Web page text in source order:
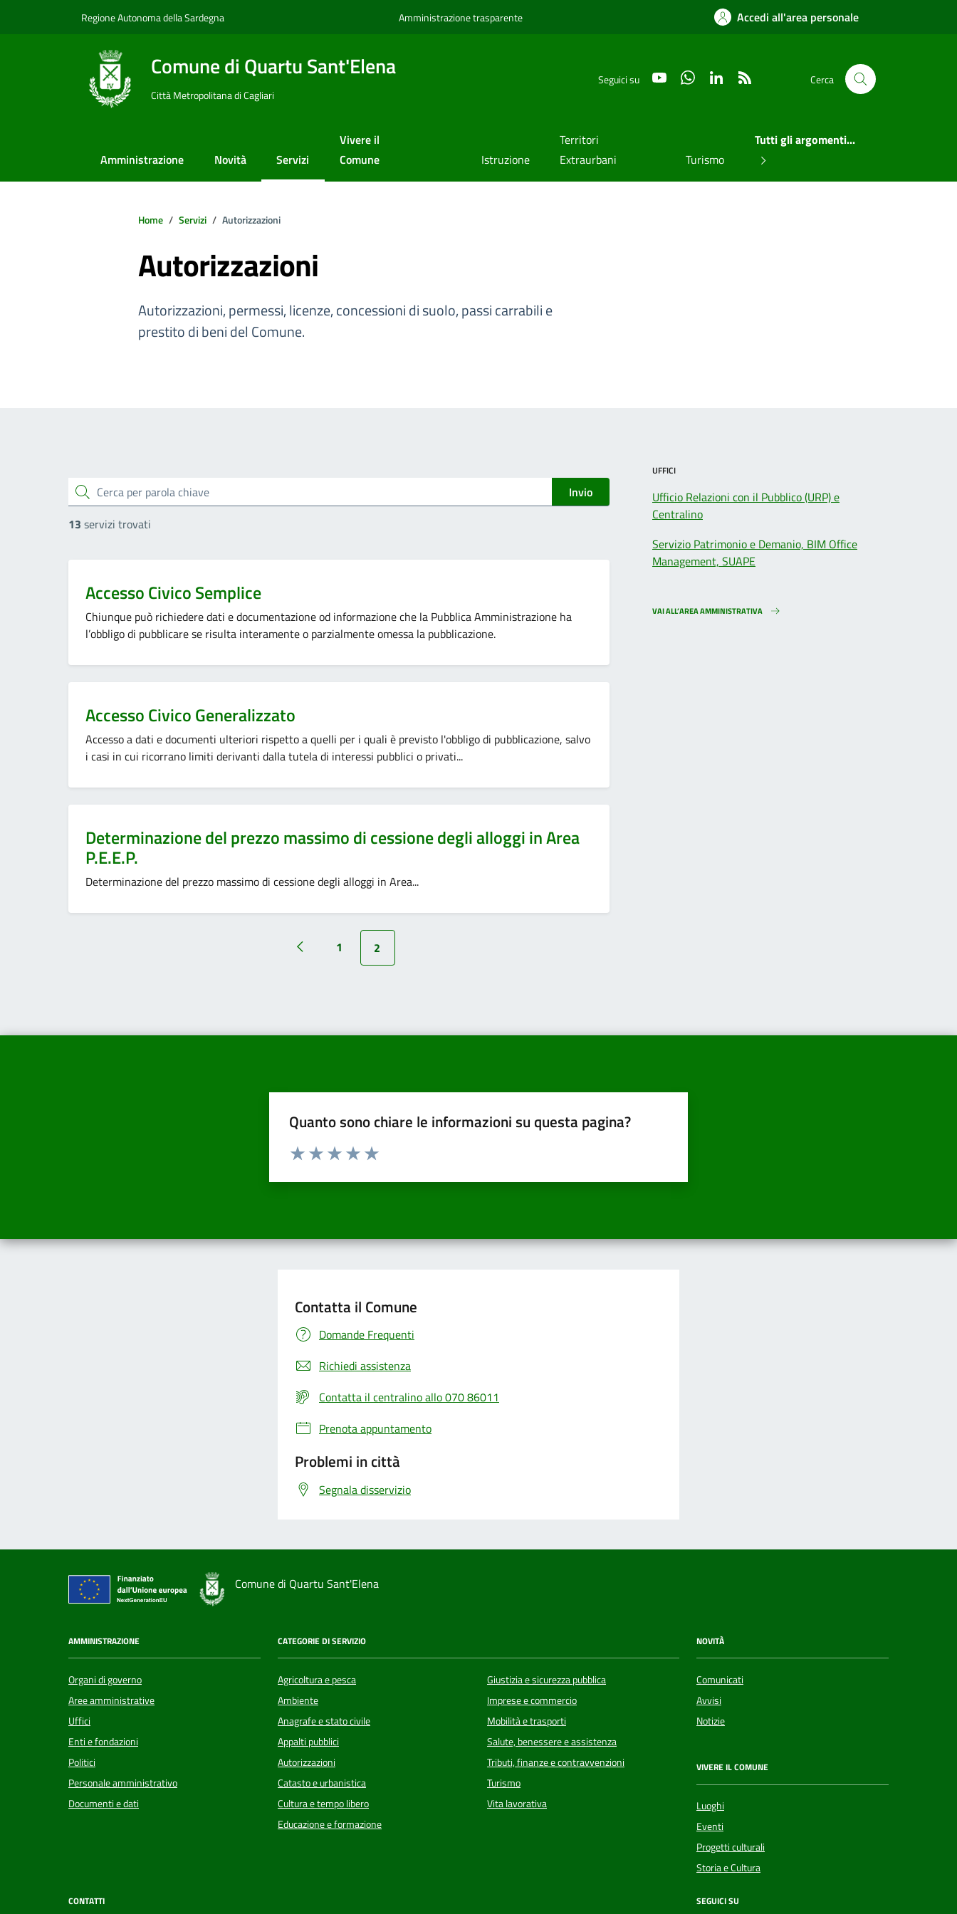
Regione Autonoma della Sardegna Amministrazione trasparente Accedi all'area personale
Comune di Quartu Sant'Elena
Città Metropolitana di Cagliari
Seguici su YouTube WhatsAppLinkedIn Cerca
Amministrazione Novità Servizi
Vivere il
Comune
Istruzione
Territori
Extraurbani
Turismo
Tutti gli argomenti...
Home Servizi Autorizzazioni
Autorizzazioni
Autorizzazioni, permessi, licenze, concessioni di suolo, passi carrabili e
prestito di beni del Comune.
cerca
Invio
13 servizi trovati
Categoria:
Accesso Civico Semplice
Chiunque può richiedere dati e documentazione od informazione che la Pubblica Amministrazione ha
l’obbligo di pubblicare se risulta interamente o parzialmente omessa la pubblicazione.
Categoria:
Accesso Civico Generalizzato
Accesso a dati e documenti ulteriori rispetto a quelli per i quali è previsto l'obbligo di pubblicazione, salvo
i casi in cui ricorrano limiti derivanti dalla tutela di interessi pubblici o privati...
Categoria:
Determinazione del prezzo massimo di cessione degli alloggi in Area
P.E.E.P.
Determinazione del prezzo massimo di cessione degli alloggi in Area...
1 2
UFFICI
Ufficio Relazioni con il Pubblico (URP) e
Centralino
Servizio Patrimonio e Demanio, BIM Office
Management, SUAPE
VAI ALL’AREA AMMINISTRATIVA
Quanto sono chiare le informazioni su questa pagina?
Valuta da 1 a 5 stelle la pagina
Contatta il Comune
Domande Frequenti
Richiedi assistenza
Contatta il centralino allo 070 86011
Prenota appuntamento
Problemi in città
Segnala disservizio
Comune di Quartu Sant'Elena
AMMINISTRAZIONE
Organi di governo
Aree amministrative
Uffici
Enti e fondazioni
Politici
Personale amministrativo
Documenti e dati
CATEGORIE DI SERVIZIO
Agricoltura e pesca
Ambiente
Anagrafe e stato civile
Appalti pubblici
Autorizzazioni
Catasto e urbanistica
Cultura e tempo libero
Educazione e formazione
Giustizia e sicurezza pubblica
Imprese e commercio
Mobilità e trasporti
Salute, benessere e assistenza
Tributi, finanze e contravvenzioni
Turismo
Vita lavorativa
NOVITÀ
Comunicati
Avvisi
Notizie
VIVERE IL COMUNE
Luoghi
Eventi
Progetti culturali
Storia e Cultura
CONTATTI SEGUICI SU